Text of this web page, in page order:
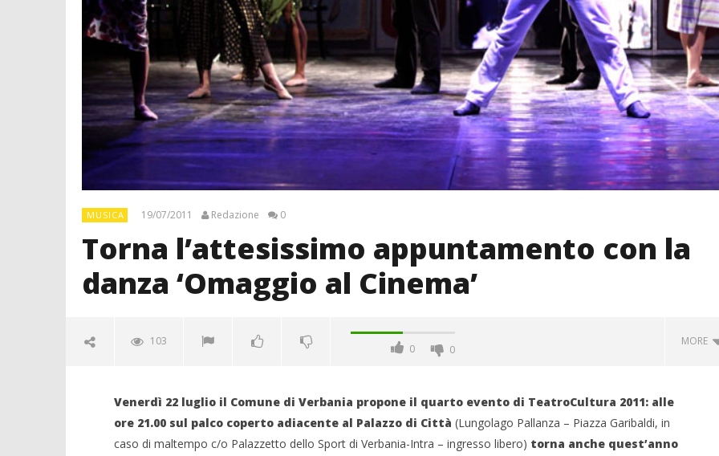
MUSICA 19/07/2011 Redazione 0
Torna l’attesissimo appuntamento con la
danza ‘Omaggio al Cinema’
103
0 0
MORE
Venerdì 22 luglio il Comune di Verbania propone il quarto evento di TeatroCultura 2011: alle
ore 21.00 sul palco coperto adiacente al Palazzo di Città (Lungolago Pallanza – Piazza Garibaldi, in
caso di maltempo c/o Palazzetto dello Sport di Verbania-Intra – ingresso libero) torna anche quest’anno